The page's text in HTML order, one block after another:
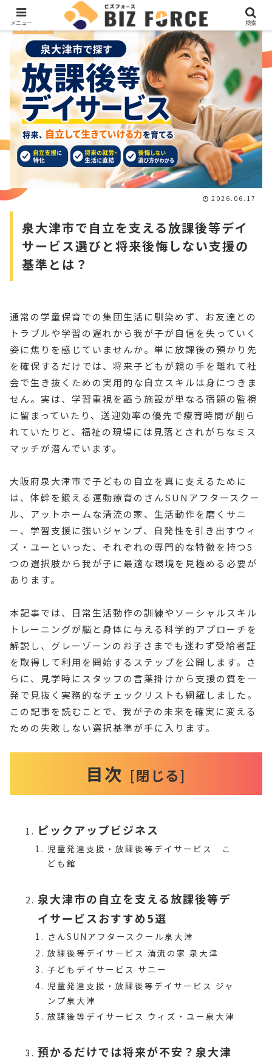
泉大津市で自立を支える放課後等デイ
サービス選びと将来後悔しない支援の
基準とは？
ビズブログ
2026.06.17
通常の学童保育での集団生活に馴染めず、お友達との
トラブルや学習の遅れから我が子が自信を失っていく
姿に焦りを感じていませんか。単に放課後の預かり先
を確保するだけでは、将来子どもが親の手を離れて社
会で生き抜くための実用的な自立スキルは身につきま
せん。実は、学習重視を謳う施設が単なる宿題の監視
に留まっていたり、送迎効率の優先で療育時間が削ら
れていたりと、福祉の現場には見落とされがちなミス
マッチが潜んでいます。
大阪府泉大津市で子どもの自立を真に支えるために
は、体幹を鍛える運動療育のさんSUNアフタースクー
ル、アットホームな清流の家、生活動作を磨くサニ
ー、学習支援に強いジャンプ、自発性を引き出すウィ
ズ・ユーといった、それぞれの専門的な特徴を持つ5
つの選択肢から我が子に最適な環境を見極める必要が
あります。
本記事では、日常生活動作の訓練やソーシャルスキル
トレーニングが脳と身体に与える科学的アプローチを
解説し、グレーゾーンのお子さまでも迷わず受給者証
を取得して利用を開始するステップを公開します。さ
らに、見学時にスタッフの言葉掛けから支援の質を一
発で見抜く実務的なチェックリストも網羅しました。
この記事を読むことで、我が子の未来を確実に変える
ための失敗しない選択基準が手に入ります。
目次
ピックアップビジネス
児童発達支援・放課後等デイサービス こ
ども館
泉大津市の自立を支える放課後等デ
イサービスおすすめ5選
さんSUNアフタースクール泉大津
放課後等デイサービス 清流の家 泉大津
子どもデイサービス サニー
児童発達支援・放課後等デイサービス ジャ
ンプ泉大津
放課後等デイサービス ウィズ・ユー泉大津
預かるだけでは将来が不安？泉大津
メニュー 検索